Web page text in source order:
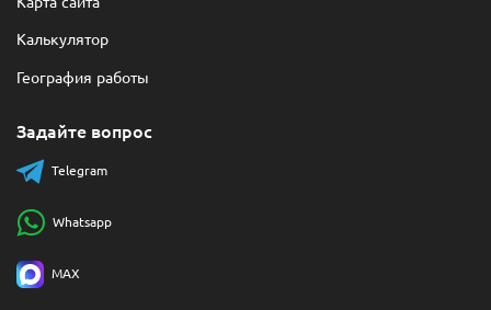
Калькулятор
География работы
Задайте вопрос
Telegram
Whatsapp
MAX